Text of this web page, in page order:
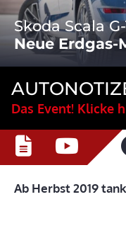
Skoda Scala
Neue Erdgas-
Das Event! Klicke
Ab Herbst 2019